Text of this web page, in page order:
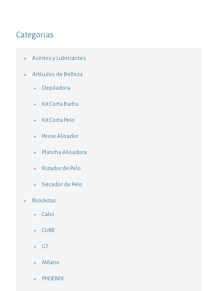
Categorias
Aceites y Lubricantes
Artículos de Belleza
Depiladora
Kit Corta Barba
Kit Corta Pelo
Peine Alisador
Plancha Alisadora
Rizador de Pelo
Secador de Pelo
Bicicletas
Caloi
CUBE
GT
Milano
PHOENIX